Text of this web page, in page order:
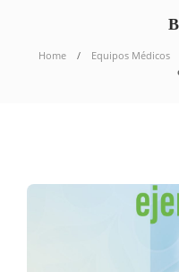
Home Equipos Médicos